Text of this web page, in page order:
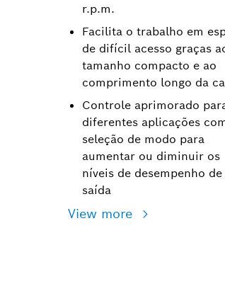
r.p.m.
Facilita o trabalho em
de difícil acesso graças
tamanho compacto e ao
comprimento longo da
Controle aprimorado
diferentes aplicações
seleção de modo para
aumentar ou diminuir os
níveis de desempenho de
saída
View more